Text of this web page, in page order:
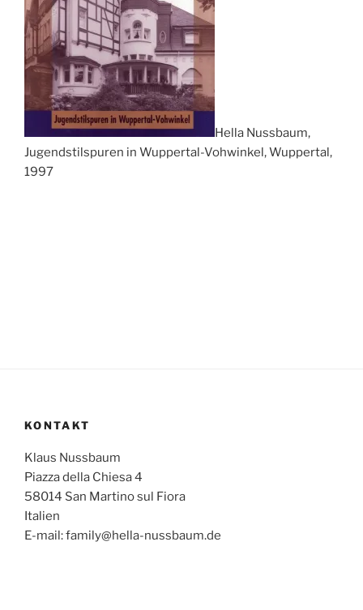
Hella Nussbaum,
Jugendstilspuren in Wuppertal-Vohwinkel, Wuppertal,
1997
KONTAKT
Klaus Nussbaum
Piazza della Chiesa 4
58014 San Martino sul Fiora
Italien
E-mail: family@hella-nussbaum.de